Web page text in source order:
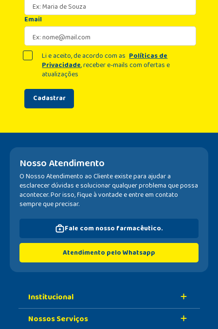
Email
Cadastrar
Li e aceito, de acordo com as Políticas de
Privacidade, receber e-mails com ofertas e
atualizações
Nosso Atendimento
O Nosso Atendimento ao Cliente existe para ajudar a
esclarecer dúvidas e solucionar qualquer problema que possa
acontecer. Por isso, fique à vontade e entre em contato
sempre que precisar.
Fale com nosso farmacêutico.
Atendimento pelo Whatsapp
Institucional
Sobre A Nossa Drogaria
Nossos Serviços